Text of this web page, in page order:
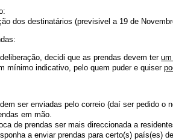
dos destinatários (previsivel a 19 de
decidi que as prendas devem ter
mínimo indicativo, pelo quem puder e quiser
ser enviadas pelo correio (daí ser pedido o
em mão.
de prendas ser mais direccionada a
a enviar prendas para certo(s) país(es)